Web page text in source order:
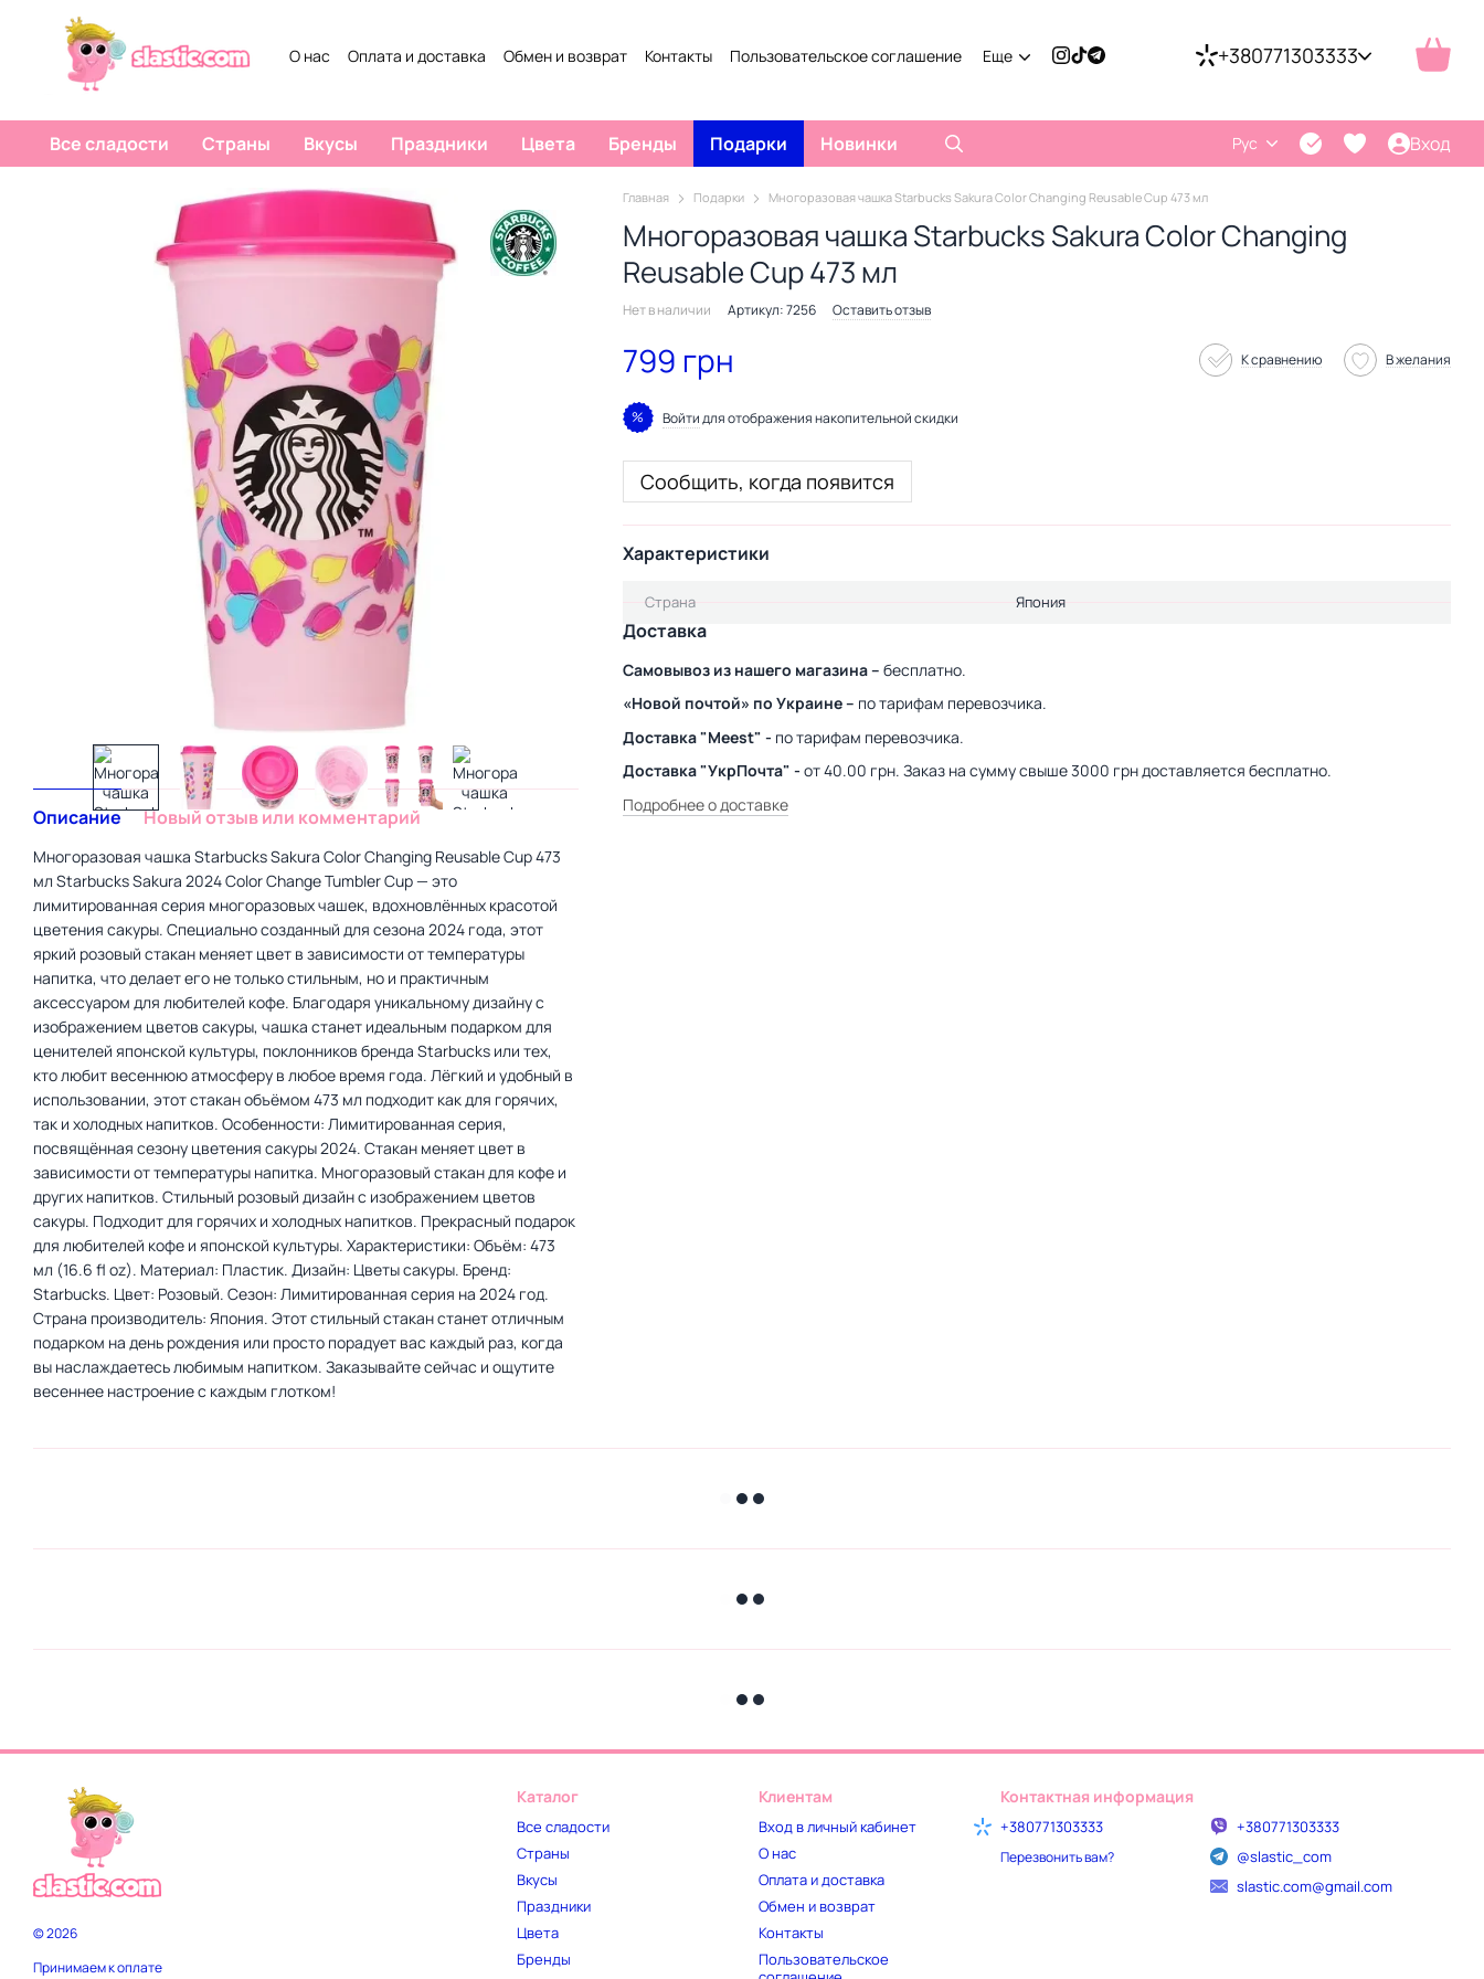
Перейти к основному контенту
О нас
Оплата и доставка Обмен и возврат Контакты Пользовательское соглашение Еще +380771303333
Все сладости Страны Вкусы Праздники Цвета Бренды Подарки Новинки Рус Вход
Описание Новый отзыв или комментарий
Многоразовая чашка Starbucks Sakura Color Changing Reusable Cup 473
мл Starbucks Sakura 2024 Color Change Tumbler Cup — это
лимитированная серия многоразовых чашек, вдохновлённых красотой
цветения сакуры. Специально созданный для сезона 2024 года, этот
яркий розовый стакан меняет цвет в зависимости от температуры
напитка, что делает его не только стильным, но и практичным
аксессуаром для любителей кофе. Благодаря уникальному дизайну с
изображением цветов сакуры, чашка станет идеальным подарком для
ценителей японской культуры, поклонников бренда Starbucks или тех,
кто любит весеннюю атмосферу в любое время года. Лёгкий и удобный в
использовании, этот стакан объёмом 473 мл подходит как для горячих,
так и холодных напитков. Особенности: Лимитированная серия,
посвящённая сезону цветения сакуры 2024. Стакан меняет цвет в
зависимости от температуры напитка. Многоразовый стакан для кофе и
других напитков. Стильный розовый дизайн с изображением цветов
сакуры. Подходит для горячих и холодных напитков. Прекрасный подарок
для любителей кофе и японской культуры. Характеристики: Объём: 473
мл (16.6 fl oz). Материал: Пластик. Дизайн: Цветы сакуры. Бренд:
Starbucks. Цвет: Розовый. Сезон: Лимитированная серия на 2024 год.
Страна производитель: Япония. Этот стильный стакан станет отличным
подарком на день рождения или просто порадует вас каждый раз, когда
вы наслаждаетесь любимым напитком. Заказывайте сейчас и ощутите
весеннее настроение с каждым глотком!
Главная Подарки Многоразовая чашка Starbucks Sakura Color Changing Reusable Cup 473 мл
Многоразовая чашка Starbucks Sakura Color Changing
Reusable Cup 473 мл
Нет в наличии Артикул: 7256 Оставить отзыв
799 грн К сравнению В желания
% Войтидля отображения накопительной скидки
Сообщить, когда появится
Характеристики
Страна Япония
Доставка
Самовывоз из нашего магазина – бесплатно.
«Новой почтой» по Украине – по тарифам перевозчика.
Доставка "Meest" - по тарифам перевозчика.
Доставка "УкрПочта" - от 40.00 грн. Заказ на сумму свыше 3000 грн доставляется бесплатно.
Подробнее о доставке
© 2026
Принимаем к оплате
Каталог
Все сладости
Страны
Вкусы
Праздники
Цвета
Бренды
Клиентам
Вход в личный кабинет
О нас
Оплата и доставка
Обмен и возврат
Контакты
Пользовательское
Контактная информация
+380771303333
Перезвонить вам?
+380771303333
@slastic_com
slastic.com@gmail.com